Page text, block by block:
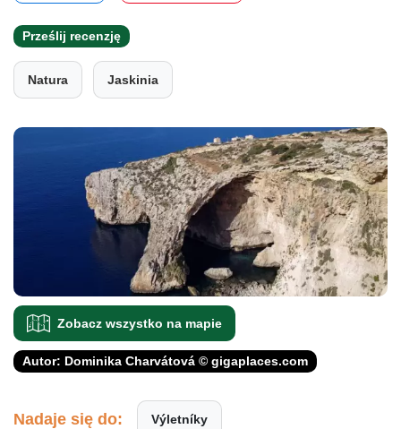
Prześlij recenzję
Natura Jaskinia
Zobacz wszystko na mapie
Autor: Dominika Charvátová © gigaplaces.com
Nadaje się do: Výletníky